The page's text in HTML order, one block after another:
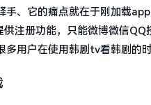
手、它的痛点就在于刚加载
注册功能，只能微博微信
多用户在使用韩剧tv看韩剧的